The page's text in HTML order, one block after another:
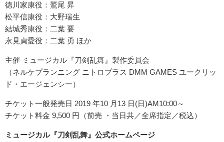
徳川家康役：鷲尾 昇
松平信康役：大野瑞生
結城秀康役：二葉 要
永見貞愛役：二葉 勇 ほか
主催 ミュージカル『刀剣乱舞』製作委員会
（ネルケプランニング ニトロプラス DMM GAMES ユークリッ
ド・エージェンシー）
チケット一般発売日 2019 年10 月13 日(日)AM10:00～
チケット料金 9,500 円（前売 ・当日共／全席指定／税込）
ミュージカル『刀剣乱舞』公式ホームページ